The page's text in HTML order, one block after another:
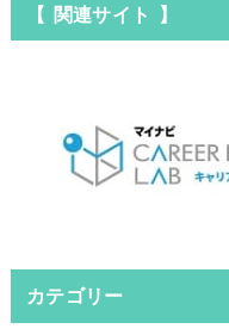
【 関連サイト 】
カテゴリー